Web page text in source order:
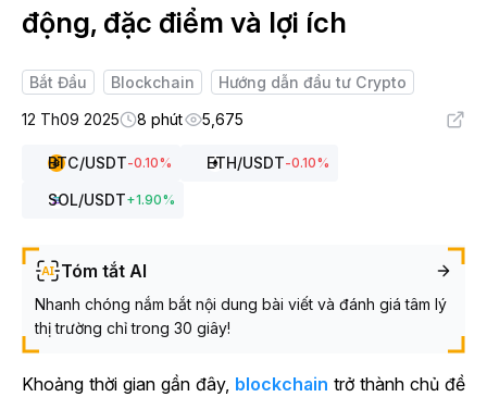
động, đặc điểm và lợi ích
Bắt Đầu Blockchain
Hướng dẫn đầu tư Crypto
12 Th09 2025
8 phút 5,675
BTC/USDT-0.10% ETH/USDT-0.10%
SOL/USDT+1.90%
Tóm tắt AI
Nhanh chóng nắm bắt nội dung bài viết và đánh giá tâm lý
thị trường chỉ trong 30 giây!
Khoảng thời gian gần đây, blockchain trở thành chủ đề